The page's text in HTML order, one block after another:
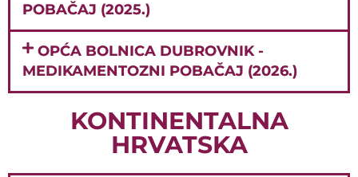
POBAČAJ (2025.)
OPĆA BOLNICA DUBROVNIK -
MEDIKAMENTOZNI POBAČAJ (2026.)
KONTINENTALNA
HRVATSKA